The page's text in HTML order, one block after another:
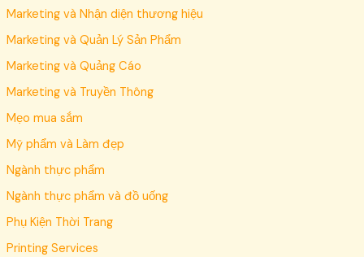
Marketing và Nhận diện thương hiệu
Marketing và Quản Lý Sản Phẩm
Marketing và Quảng Cáo
Marketing và Truyền Thông
Mẹo mua sắm
Mỹ phẩm và Làm đẹp
Ngành thực phẩm
Ngành thực phẩm và đồ uống
Phụ Kiện Thời Trang
Printing Services